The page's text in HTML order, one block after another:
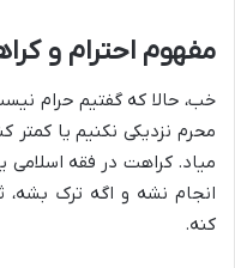
مفهوم احترام و
خب، حالا که گفتیم حرام
محرم نزدیکی نکنیم یا
میاد. کراهت در فقه اسلامی
انجام نشه و اگه ترک
کنه.